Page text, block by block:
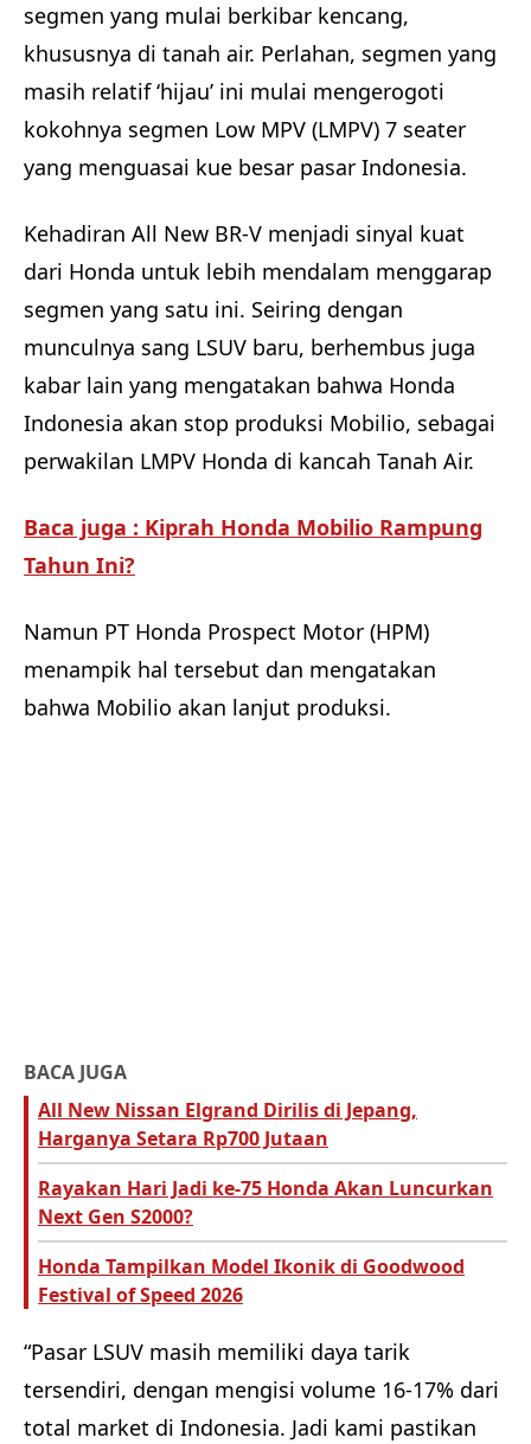
segmen yang mulai berkibar kencang,
khususnya di tanah air. Perlahan, segmen yang
masih relatif ‘hijau’ ini mulai mengerogoti
kokohnya segmen Low MPV (LMPV) 7 seater
yang menguasai kue besar pasar Indonesia.
Kehadiran All New BR-V menjadi sinyal kuat
dari Honda untuk lebih mendalam menggarap
segmen yang satu ini. Seiring dengan
munculnya sang LSUV baru, berhembus juga
kabar lain yang mengatakan bahwa Honda
Indonesia akan stop produksi Mobilio, sebagai
perwakilan LMPV Honda di kancah Tanah Air.
Baca juga : Kiprah Honda Mobilio Rampung
Tahun Ini?
Namun PT Honda Prospect Motor (HPM)
menampik hal tersebut dan mengatakan
bahwa Mobilio akan lanjut produksi.
BACA JUGA
All New Nissan Elgrand Dirilis di Jepang,
Harganya Setara Rp700 Jutaan
Rayakan Hari Jadi ke-75 Honda Akan Luncurkan
Next Gen S2000?
Honda Tampilkan Model Ikonik di Goodwood
Festival of Speed 2026
“Pasar LSUV masih memiliki daya tarik
tersendiri, dengan mengisi volume 16-17% dari
total market di Indonesia. Jadi kami pastikan